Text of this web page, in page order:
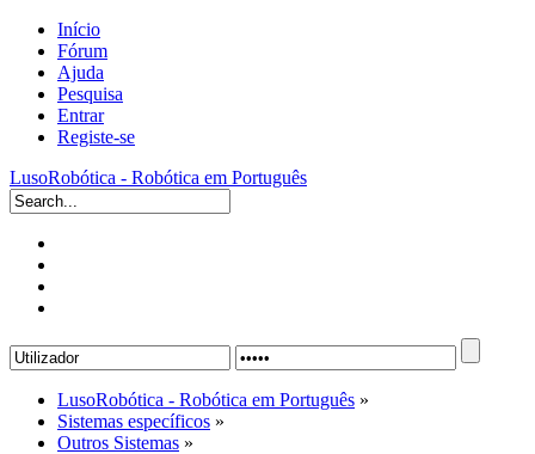
Início
Fórum
Ajuda
Pesquisa
Entrar
Registe-se
LusoRobótica - Robótica em Português
LusoRobótica - Robótica em Português »
Sistemas específicos »
Outros Sistemas »